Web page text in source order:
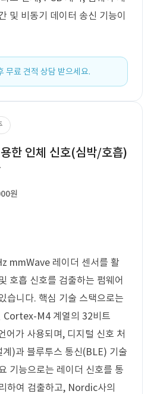
및 비동기 데이터 송신 기능이
무료 견적 상담 받으세요.
한 인체 신호(심박/호흡)
원
mmWave 레이더 센서를 활
호흡 신호를 검출하는 펌웨어
습니다. 핵심 기술 스택으로는
Cortex-M4 계열의 32비트
가 사용되며, 디지털 신호 처
)과 블루투스 통신(BLE) 기술
기능으로는 레이더 신호를 통
하여 검출하고, Nordic사의